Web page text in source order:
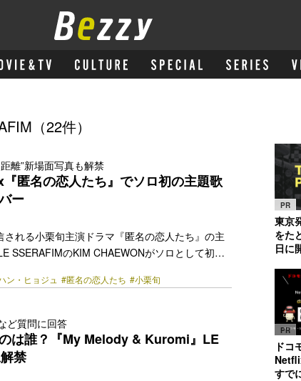
（22件）
離”新場面写真も解禁
匿名の恋人たち』でソロ初の主題歌
ー
れる小栗旬主演ドラマ『匿名の恋人たち』の主
SSERAFIMのKIM CHAEWONがソロとして初め
描いたロマンティックコメディ。実力派の豪華キ
向かない男女の不器用だけど愛おしい恋模様をコ
マコメ作品に挑む小栗旬が演じる主人公は、ある
… <a class="more-link"
"></a>
ン・ヒョジュ #匿名の恋人たち #小栗旬
ど質問に回答
は誰？『My Melody & Kuromi』LE
禁
PR
東京
をた
日に
PR
ドコ
すで